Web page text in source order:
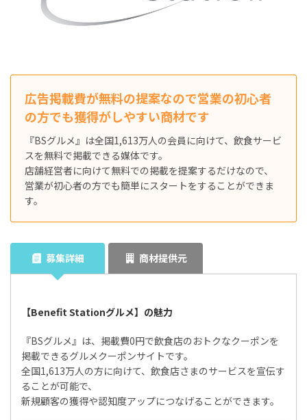
広告掲載費が無料の提案なので営業の初心者
の方でも獲得がしやすい商材です
『BSグルメ』は全国1,613万人の会員に向けて、飲食サービ
スを無料で掲載できる媒体です。
店舗経営者に向けて無料での掲載を提案するだけなので、
営業が初心者の方でも簡単にスタートをすることができま
す。
募集詳細 商材提供元
【Benefit Stationグルメ】の魅力
『BSグルメ』は、掲載費0円で飲食店のおトクなクーポンを
掲載できるグルメクーポンサイトです。
全国1,613万人の方に向けて、飲食店さまのサービスを宣伝す
ることが可能で、
新規顧客の獲得や認知度アップにつなげることができます。